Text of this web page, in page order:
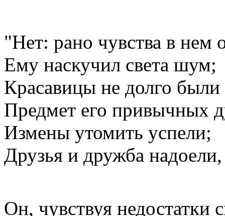
"Нет: рано чувства в нем
Ему наскучил света шум;
Красавицы не долго были
Предмет его привычных
Измены утомить успели;
Друзья и дружба надоели,
Он, чувствуя недостатки